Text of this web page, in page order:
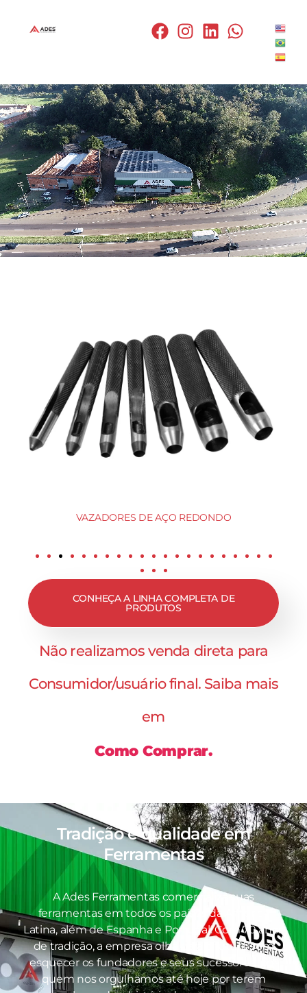
VAZADORES DE AÇO REDONDO
CONHEÇA A LINHA COMPLETA DE
PRODUTOS
Não realizamos venda direta para
Consumidor/usuário final. Saiba mais
em
Como Comprar.
Tradição e qualidade em
Ferramentas
A Ades Ferramentas comercializa suas
ferramentas em todos os países da América
Latina, além de Espanha e Portugal. Com 70 anos
de tradição, a empresa olha para o futuro sem
esquecer os fundadores e seus sucessores, por
quem nos orgulhamos até hoje por terem